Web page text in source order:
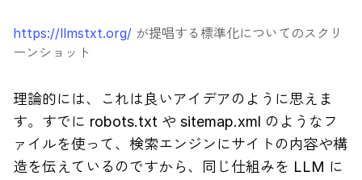
https://llmstxt.org/ が提唱する標準化についてのスクリ
ーンショット
理論的には、これは良いアイデアのように思えま
す。すでに robots.txt や sitemap.xml のようなフ
ァイルを使って、検索エンジンにサイトの内容や構
造を伝えているのですから、同じ仕組みを LLM に